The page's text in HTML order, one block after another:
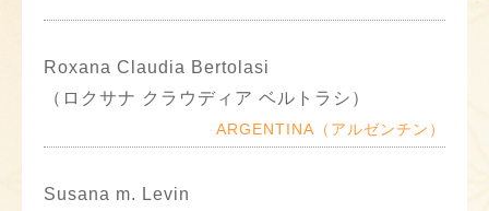
Roxana Claudia Bertolasi
（ロクサナ クラウディア ベルトラシ）
ARGENTINA（アルゼンチン）
Susana m. Levin